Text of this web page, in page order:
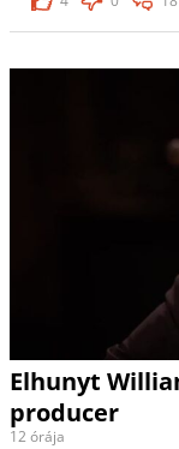
Elhunyt
producer
12 órája